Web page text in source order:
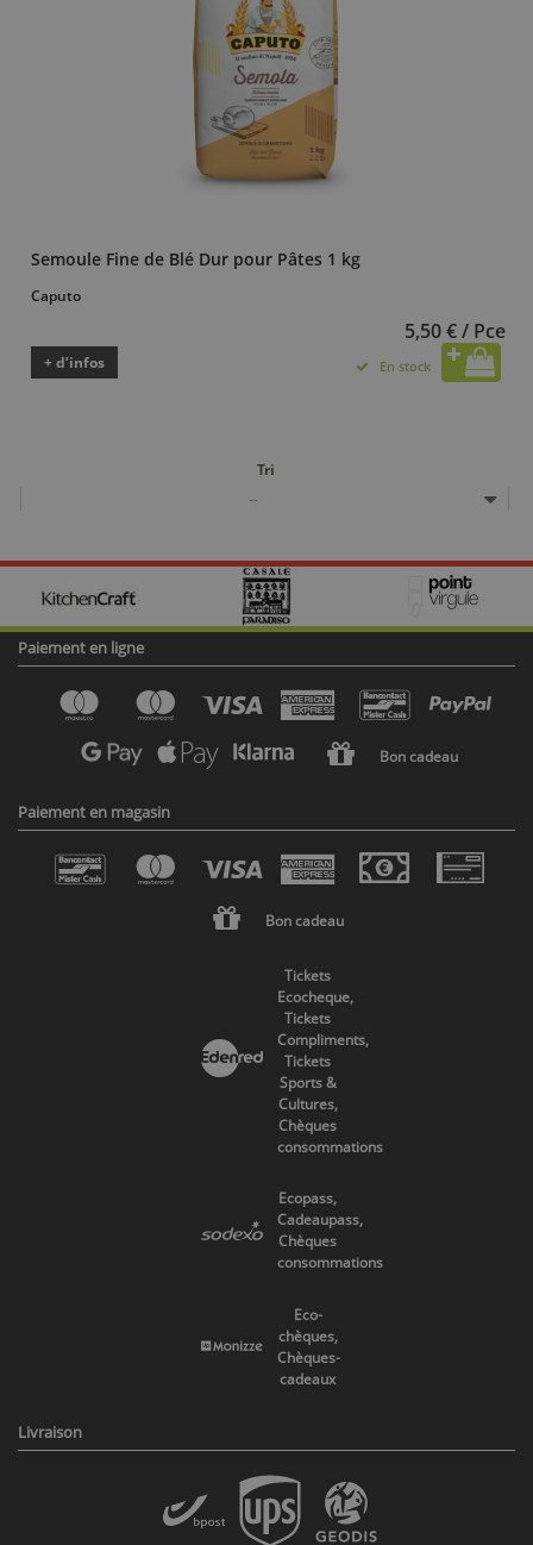
Semoule Fine de Blé Dur pour Pâtes 1 kg
Caputo
5,50 € / Pce
+ d’infos En stock
Tri
--
Paiement en ligne
Bon cadeau
Paiement en magasin
Bon cadeau
Tickets
Ecocheque,
Tickets
Compliments,
Tickets
Sports &
Cultures,
Chèques
consommations
Ecopass,
Cadeaupass,
Chèques
consommations
Eco-
chèques,
Chèques-
cadeaux
Livraison